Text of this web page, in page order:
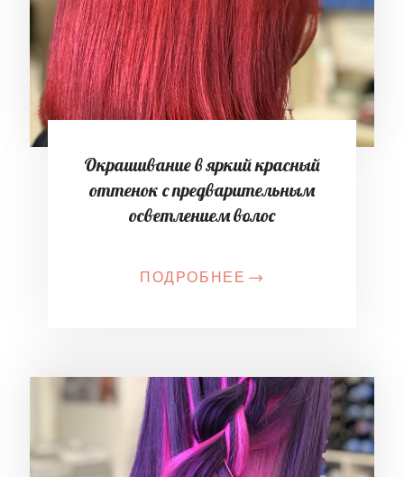
Окрашивание в яркий красный
оттенок с предварительным
осветлением волос
ПОДРОБНЕЕ